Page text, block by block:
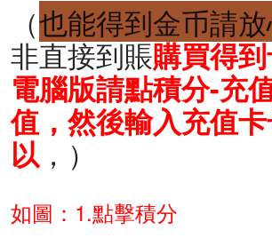
（也能得到金币請
非直接到賬購買得到
電腦版請點積分-充
值，然後輸入充值
以 ，）
如圖：1.點擊積分